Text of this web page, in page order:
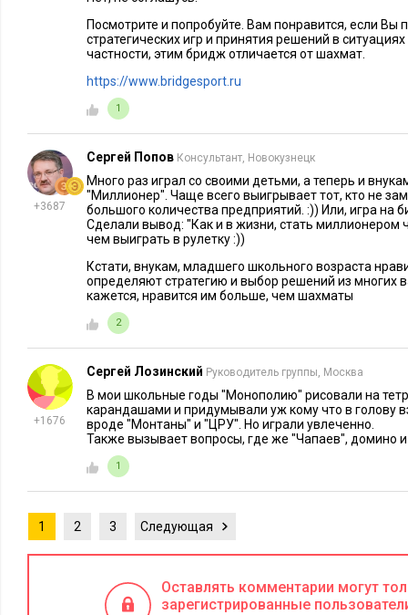
руководителя. Они подобны сеансу с хорошим бизнес-
настроит ум на продуктивный лад, показав и разобрав
Для меня такой игрой была «Путь к мечте», которая
«разрешила» мне думать глобальнее, убрав разные
повторилось и с некоторыми моими друзьями и коллегами.
другой вариант, например, знаменитая Лила или Matrix, «Я
уникальности» и все тот же Cashflow.
Иногда, чтобы стать успешным бизнесменов, надо просто
стать. Эти игры как раз об этом.
А в какие игры играете вы?
Читайте также:
HR-МЕНЕДЖМЕНТ 33507 29
Две игры, в которые люди играют
коллектив
Пять
Посмотрите и попробуйте. Вам понравится, если Вы
стратегических игр и принятия решений в
частности, этим бридж отличается от шахмат.
https://www.bridgesport.ru
1
+3687
Сергей Попов Консультант, Новокузнецк
Много раз играл со своими детьми, а теперь и
"Миллионер". Чаще всего выигрывает тот, кто не
большого количества предприятий. :)) Или, игра на
Сделали вывод: "Как и в жизни, стать миллионером
чем выиграть в рулетку :))
Кстати, внукам, младшего школьного возраста
определяют стратегию и выбор решений из многих
кажется, нравится им больше, чем шахматы
2
+1676
Сергей Лозинский Руководитель группы, Москва
В мои школьные годы "Монополию" рисовали на
карандашами и придумывали уж кому что в голову
вроде "Монтаны" и "ЦРУ". Но играли увлеченно.
Также вызывает вопросы, где же "Чапаев", домино
1
1 2 3 Следующая
Оставлять комментарии могут
зарегистрированные